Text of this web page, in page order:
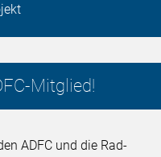
Mitglied!
ADFC und die Rad-